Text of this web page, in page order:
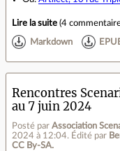
Lire la suite (4
Markdown
Rencontres
au 7 juin 2024
Posté par Association
2024 à 12:04. Édité par
CC By‑SA.